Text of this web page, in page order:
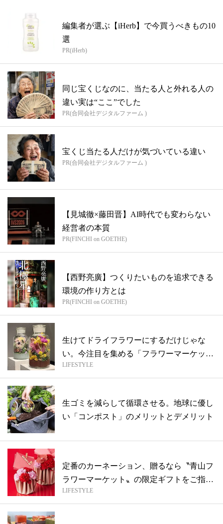
編集者が選ぶ【iHerb】で今買うべきもの10
選
PR(iHerb)
同じ宝くじなのに、当たる人と外れる人の
違い実は“ここ”でした
PR(合同会社デジタルファーム )
宝くじ当たる人だけが気づいている違い
PR(合同会社デジタルファーム )
【見城徹×藤田晋】AI時代でも変わらない
経営者の本質
PR(FINCHI on GOETHE)
【西野亮廣】つくりたいものを追求できる
環境の作り方とは
PR(FINCHI on GOETHE)
生けてドライフラワーにするだけじゃな
い。今注目を集める「フラワーマーケット
×コン...
LIFESTYLE
生ゴミを減らして循環させる。地球に優し
い「コンポスト」のメリットとデメリット
定番のカーネーション、贈るなら〝青山フ
ラワーマーケット〟の限定ギフトをご指
名！【...
LIFESTYLE